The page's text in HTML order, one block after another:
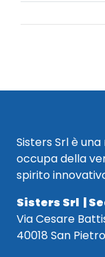
Sisters Srl è
occupa della
spirito
Sisters Srl |
Via Cesare
40018 San